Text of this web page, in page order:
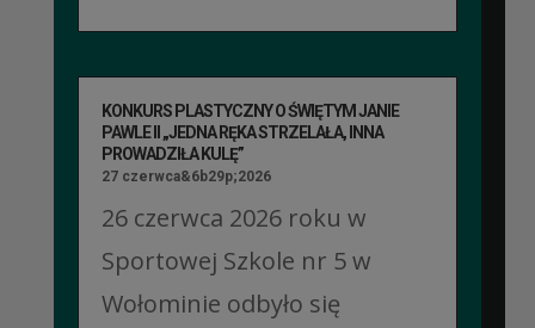
KONKURS PLASTYCZNY O ŚWIĘTYM JANIE
PAWLE II „JEDNA RĘKA STRZELAŁA, INNA
PROWADZIŁA KULĘ”
27 czerwca&6b29p;2026
26 czerwca 2026 roku w
Sportowej Szkole nr 5 w
Wołominie odbyło się